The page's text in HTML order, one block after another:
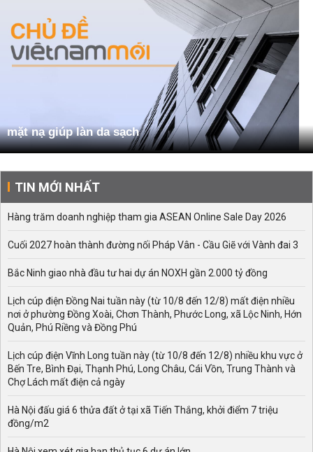
mặt nạ giúp làn da sạch
TIN MỚI NHẤT
Hàng trăm doanh nghiệp tham gia ASEAN Online Sale Day 2026
Cuối 2027 hoàn thành đường nối Pháp Vân - Cầu Giẽ với Vành đai 3
Bắc Ninh giao nhà đầu tư hai dự án NOXH gần 2.000 tỷ đồng
Lịch cúp điện Đồng Nai tuần này (từ 10/8 đến 12/8) mất điện nhiều
nơi ở phường Đồng Xoài, Chơn Thành, Phước Long, xã Lộc Ninh, Hớn
Quản, Phú Riềng và Đồng Phú
Lịch cúp điện Vĩnh Long tuần này (từ 10/8 đến 12/8) nhiều khu vực ở
Bến Tre, Bình Đại, Thạnh Phú, Long Châu, Cái Vồn, Trung Thành và
Chợ Lách mất điện cả ngày
Hà Nội đấu giá 6 thửa đất ở tại xã Tiến Thắng, khởi điểm 7 triệu
đồng/m2